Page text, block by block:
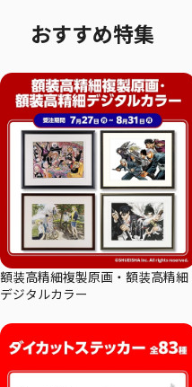
おすすめ特集
額装高精細複製原画・額装高精細
デジタルカラー